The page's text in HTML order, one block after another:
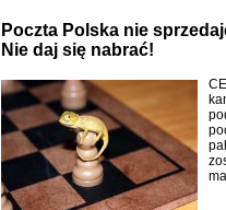
Poczta Polska nie
Nie daj się nabrać!